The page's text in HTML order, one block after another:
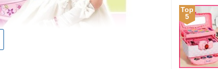
Top
5